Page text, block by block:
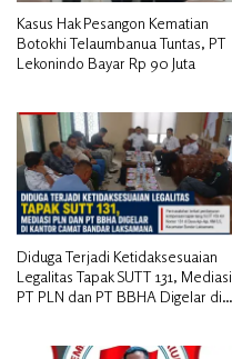
Kasus Hak Pesangon Kematian
Botokhi Telaumbanua Tuntas, PT
Lekonindo Bayar Rp 90 Juta
Diduga Terjadi Ketidaksesuaian
Legalitas Tapak SUTT 131, Mediasi
PT PLN dan PT BBHA Digelar di